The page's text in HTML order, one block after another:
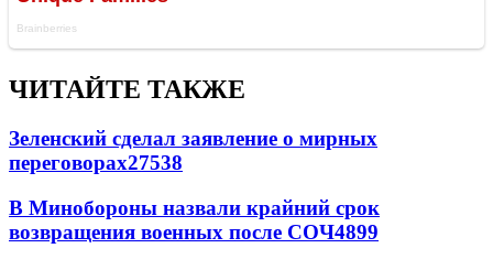
ЧИТАЙТЕ ТАКЖЕ
Зеленский сделал заявление о мирных
переговорах27538
В Минобороны назвали крайний срок
возвращения военных после СОЧ4899